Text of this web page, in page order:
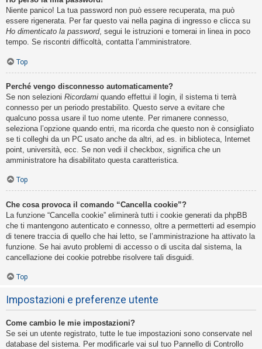
Niente panico! La tua password non può essere recuperata, ma può
essere rigenerata. Per far questo vai nella pagina di ingresso e clicca su
Ho dimenticato la password, segui le istruzioni e tornerai in linea in poco
tempo. Se riscontri difficoltà, contatta l’amministratore.
Top
Perché vengo disconnesso automaticamente?
Se non selezioni Ricordami quando effettui il login, il sistema ti terrà
connesso per un periodo prestabilito. Questo serve a evitare che
qualcuno possa usare il tuo nome utente. Per rimanere connesso,
seleziona l’opzione quando entri, ma ricorda che questo non è consigliato
se ti colleghi da un PC usato anche da altri, ad es. in biblioteca, Internet
point, università, ecc. Se non vedi il checkbox, significa che un
amministratore ha disabilitato questa caratteristica.
Top
Che cosa provoca il comando “Cancella cookie”?
La funzione “Cancella cookie” eliminerà tutti i cookie generati da phpBB
che ti mantengono autenticato e connesso, oltre a permetterti ad esempio
di tenere traccia di quello che hai letto, se l’amministrazione ha attivato la
funzione. Se hai avuto problemi di accesso o di uscita dal sistema, la
cancellazione dei cookie potrebbe risolvere tali disguidi.
Top
Impostazioni e preferenze utente
Come cambio le mie impostazioni?
Se sei un utente registrato, tutte le tue impostazioni sono conservate nel
database del sistema. Per modificarle vai sul tuo Pannello di Controllo